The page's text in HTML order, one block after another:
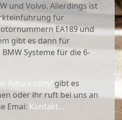
und Volvo. Allerdings ist
für
EA189 und
gibt es dann für
Systeme für die 6-
future.com/ gibt es
oder ihr ruft bei uns an
Emai: Kontakt...